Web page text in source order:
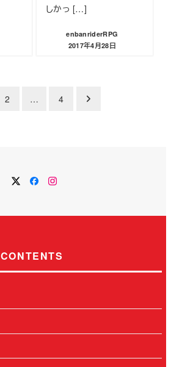
しかっ […]
enbanriderRPG
投稿日
2017年4月28日
2 … 4
TwitterFacebookInstagram
CONTENTS